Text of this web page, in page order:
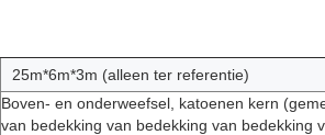
25m*6m*3m (alleen ter referentie)
Boven- en onderweefsel, katoenen kern
van bedekking van bedekking van bedekking